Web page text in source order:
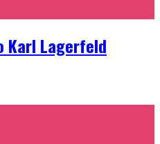
Karl Lagerfeld